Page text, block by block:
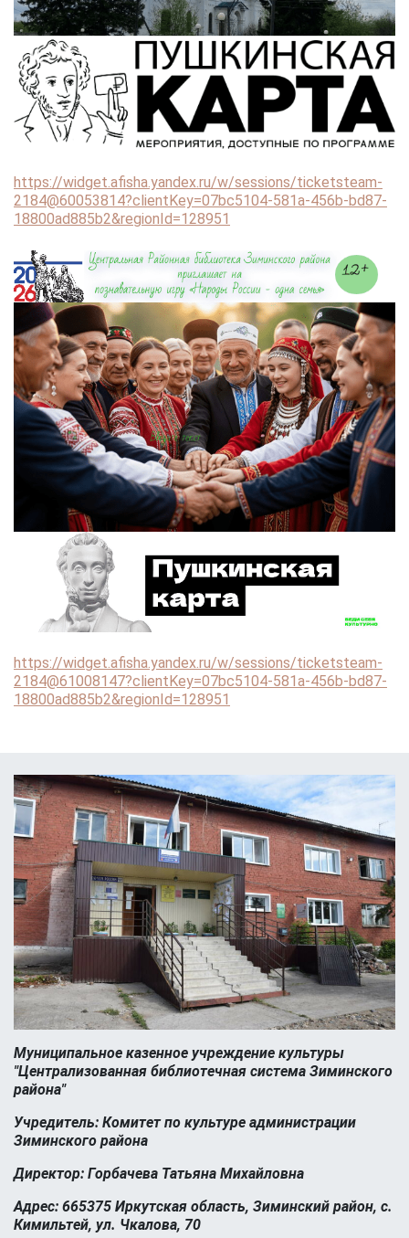
https://widget.afisha.yandex.ru/w/sessions/ticketsteam-
2184@60053814?clientKey=07bc5104-581a-456b-bd87-
18800ad885b2&regionId=128951
https://widget.afisha.yandex.ru/w/sessions/ticketsteam-
2184@61008147?clientKey=07bc5104-581a-456b-bd87-
18800ad885b2&regionId=128951
Муниципальное казенное учреждение культуры
"Централизованная библиотечная система Зиминского
района"
Учредитель: Комитет по культуре администрации
Зиминского района
Директор: Горбачева Татьяна Михайловна
Адрес: 665375 Иркутская область, Зиминский район, с.
Кимильтей, ул. Чкалова, 70